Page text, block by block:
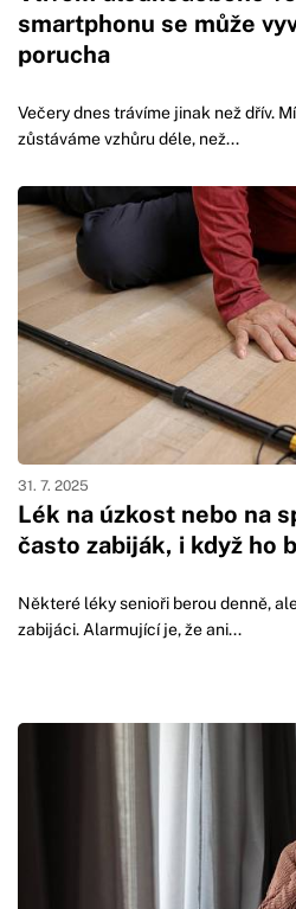
smartphonu se může
porucha
Večery dnes trávíme jinak než dřív.
zůstáváme vzhůru déle, než...
Lék na úzkost nebo na
často zabiják, i když ho
31. 7. 2025
Některé léky senioři berou denně,
zabijáci. Alarmující je, že ani...